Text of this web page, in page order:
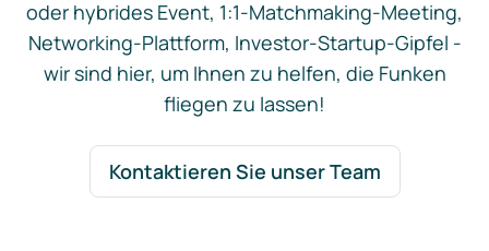
oder hybrides Event, 1:1-Matchmaking-Meeting,
Networking-Plattform, Investor-Startup-Gipfel -
wir sind hier, um Ihnen zu helfen, die Funken
fliegen zu lassen!
Kontaktieren Sie unser Team